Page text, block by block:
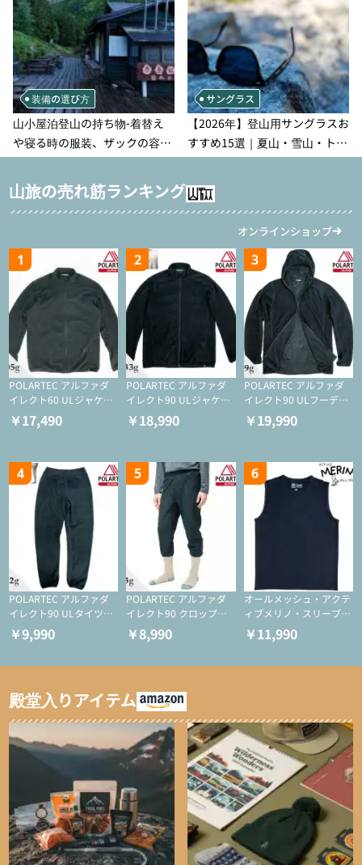
装備の選び方
山小屋泊登山の持ち物‐着替え
や寝る時の服装、ザックの容量
などを徹底紹介！1泊2日、2泊3
日用のリスト付き
サングラス
【2026年】登山用サングラスお
すすめ15選｜夏山・雪山・トレ
ラン別、シーンで選ぶ失敗しな
い一本
山旅の売れ筋ランキング
オンラインショップ
1
POLARTEC アルファダ
イレクト60 ULジャケッ
ト（登山/ミドルレイヤ
ー/化繊ジャケット）
￥17,490
2
POLARTEC アルファダ
イレクト90 ULジャケッ
ト（アクティブインサレ
ーション/ミドルレイヤ
￥18,990
3
POLARTEC アルファダ
イレクト90 ULフーディ
（アクティブインサレー
ション/ミドルレイヤー/
￥19,990
4
POLARTEC アルファダ
イレクト90 ULタイツ
（アクティブインサレー
ション/テント泊用パジ
￥9,990
5
POLARTEC アルファダ
イレクト90 クロップド
ULタイツ（アクティブ
インサレーション/テン
￥8,990
6
オールメッシュ・アクテ
ィブメリノ・スリーブレ
ス
￥11,990
殿堂入りアイテム